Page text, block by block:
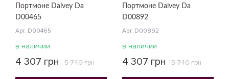
Портмоне Dalvey Da
D00465
Арт. D00465
в наличии
4 307 грн 5 740 грн
Портмоне Dalvey Da
D00892
Арт. D00892
в наличии
4 307 грн 5 740 грн